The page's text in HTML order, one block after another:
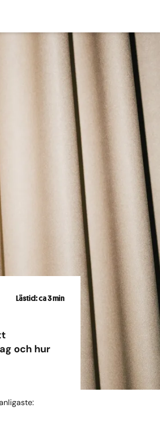
Lästid: ca 3 min
och hur